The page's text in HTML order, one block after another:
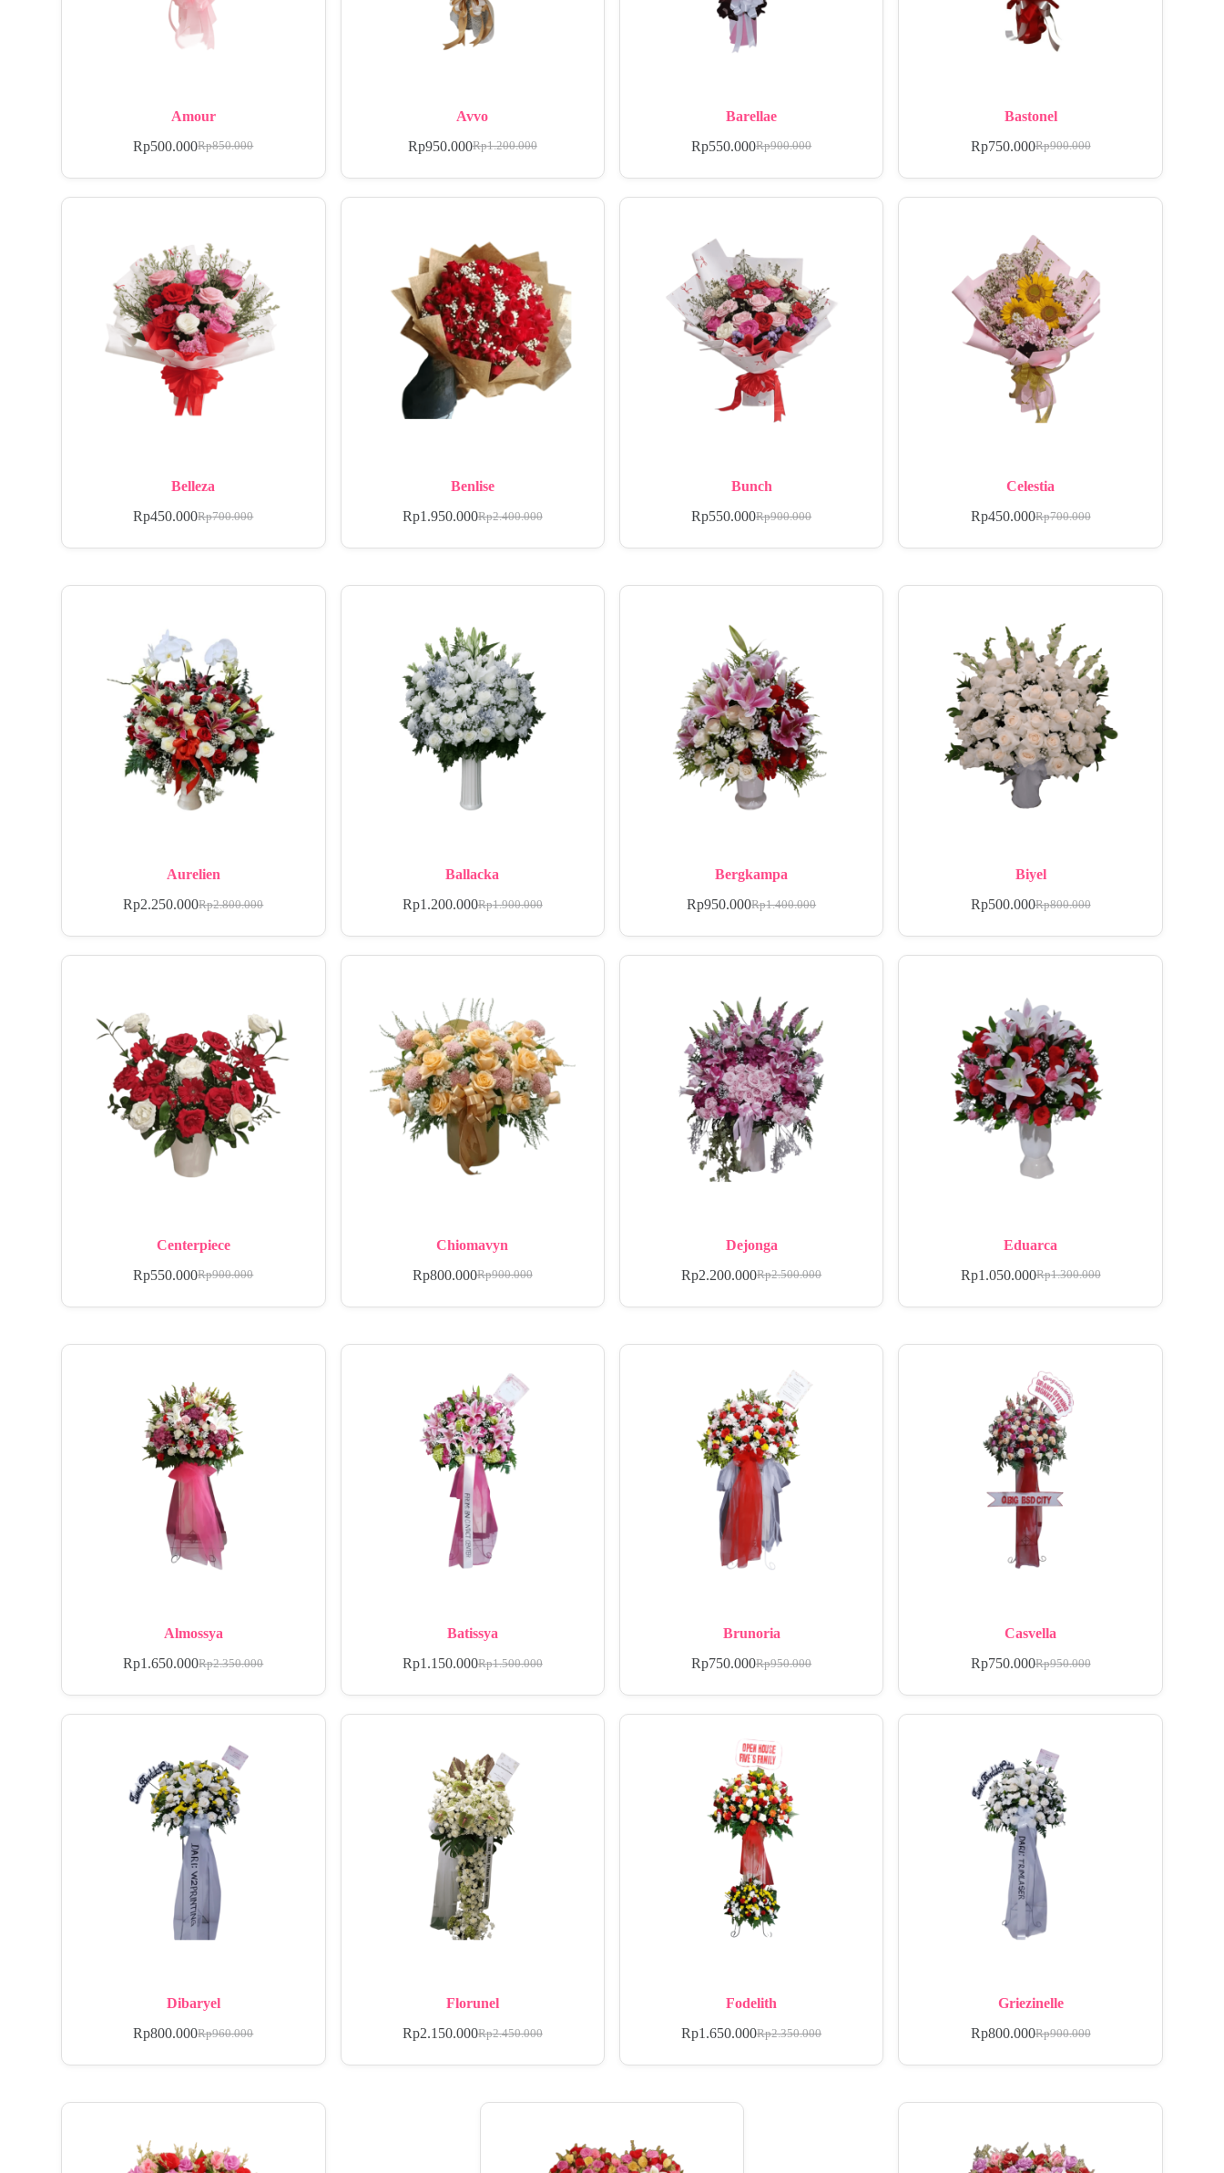
Amour
Rp850.000
Rp500.000
Avvo
Rp1.200.000
Rp950.000
Barellae
Rp900.000
Rp550.000
Bastonel
Rp900.000
Rp750.000
Belleza
Rp700.000
Rp450.000
Benlise
Rp2.400.000
Rp1.950.000
Bunch
Rp900.000
Rp550.000
Celestia
Rp700.000
Rp450.000
Aurelien
Rp2.800.000
Rp2.250.000
Ballacka
Rp1.900.000
Rp1.200.000
Bergkampa
Rp1.400.000
Rp950.000
Biyel
Rp800.000
Rp500.000
Centerpiece
Rp900.000
Rp550.000
Chiomavyn
Rp900.000
Rp800.000
Dejonga
Rp2.500.000
Rp2.200.000
Eduarca
Rp1.300.000
Rp1.050.000
Almossya
Rp2.350.000
Rp1.650.000
Batissya
Rp1.500.000
Rp1.150.000
Brunoria
Rp950.000
Rp750.000
Casvella
Rp950.000
Rp750.000
Dibaryel
Rp960.000
Rp800.000
Florunel
Rp2.450.000
Rp2.150.000
Fodelith
Rp2.350.000
Rp1.650.000
Griezinelle
Rp900.000
Rp800.000